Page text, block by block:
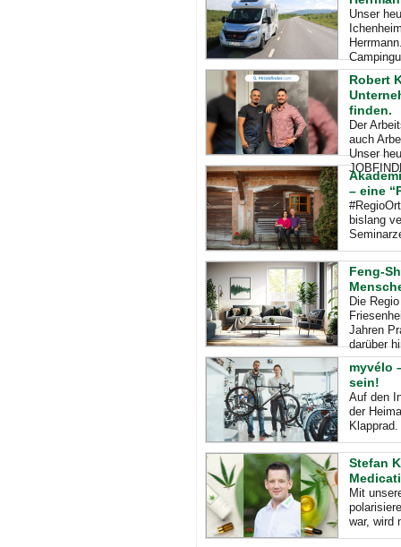
Unser
Robert
finden.
Der
auch
Unser
– eine
bislang
Feng-
Die
Jahren
darüber
myvélo
sein!
Auf den
der
Stefan
Mit
war, wird